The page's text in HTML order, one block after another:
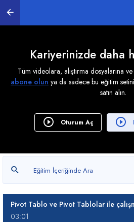
Kariyerinizde daha
Tüm videolara, alıştırma dosyalarına
abone olun ya da sadece bu eğitim
satın alın.
Oturum Aç
17. Hedef Ara, Senaryolar ve Veri
18. Excel'de Adlar İle Çalışmak
0/ 6
19. Tablo Özelliğinin Kullanılması
20. Pivot Tablolar oluşturmak
Pivot Tablo ve Pivot Tablolar ile
03:01